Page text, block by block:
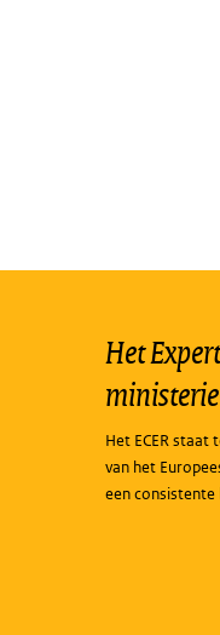
Het
Het ECER
van het
een consistente